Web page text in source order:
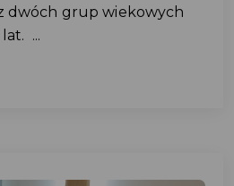
dwóch grup wiekowych
...